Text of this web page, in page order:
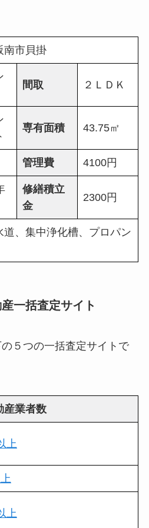
南市貝掛
間取 ２ＬＤＫ
専有面積 43.75㎡
管理費 4100円
修繕積立
金
2300円
道、集中浄化槽、プロパン
一括査定サイト
５つの一括査定サイトで
産業者数
上
上